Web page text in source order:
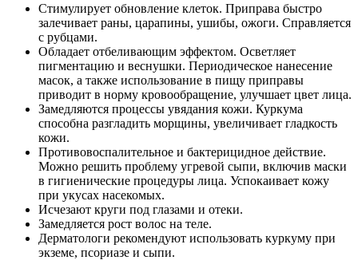
Стимулирует обновление клеток. Приправа быстро
залечивает раны, царапины, ушибы, ожоги. Справляется
с рубцами.
Обладает отбеливающим эффектом. Осветляет
пигментацию и веснушки. Периодическое нанесение
масок, а также использование в пищу приправы
приводит в норму кровообращение, улучшает цвет лица.
Замедляются процессы увядания кожи. Куркума
способна разгладить морщины, увеличивает гладкость
кожи.
Противовоспалительное и бактерицидное действие.
Можно решить проблему угревой сыпи, включив маски
в гигиенические процедуры лица. Успокаивает кожу
при укусах насекомых.
Исчезают круги под глазами и отеки.
Замедляется рост волос на теле.
Дерматологи рекомендуют использовать куркуму при
экземе, псориазе и сыпи.